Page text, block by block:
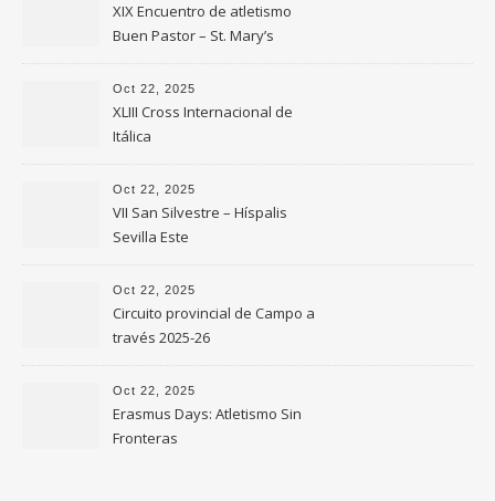
XIX Encuentro de atletismo
Buen Pastor – St. Mary’s
Oct 22, 2025
XLIII Cross Internacional de
Itálica
Oct 22, 2025
VII San Silvestre – Híspalis
Sevilla Este
Oct 22, 2025
Circuito provincial de Campo a
través 2025-26
Oct 22, 2025
Erasmus Days: Atletismo Sin
Fronteras